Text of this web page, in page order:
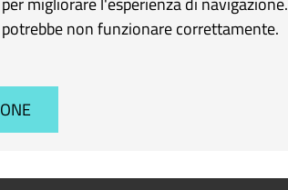
non funzionare correttamente.